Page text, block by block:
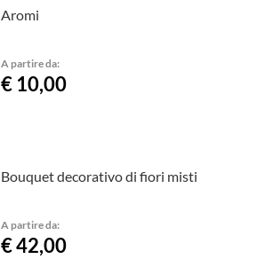
Aromi
A partire da:
€ 10,00
Bouquet decorativo di fiori misti
A partire da:
€ 42,00